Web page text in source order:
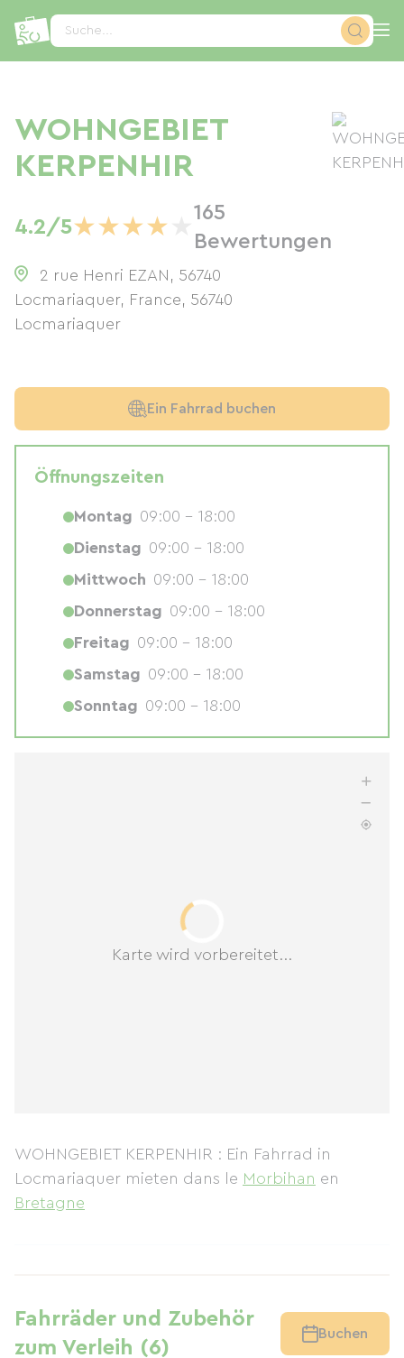
Suche...
WOHNGEBIET
KERPENHIR
4.2/5★★★★
165
Bewertungen
2 rue Henri EZAN, 56740
Locmariaquer, France, 56740
Locmariaquer
Karte wird vorbereitet...
WOHNGEBIET KERPENHIR : Ein Fahrrad in
Locmariaquer mieten dans le Morbihan en
Bretagne
Fahrräder und Zubehör
zum Verleih (6)
Buchen
Ein Fahrrad buchen
Öffnungszeiten
Montag 09:00 - 18:00
Dienstag 09:00 - 18:00
Mittwoch 09:00 - 18:00
Donnerstag 09:00 - 18:00
Freitag 09:00 - 18:00
Samstag 09:00 - 18:00
Sonntag 09:00 - 18:00
Cookie-Einstellungen